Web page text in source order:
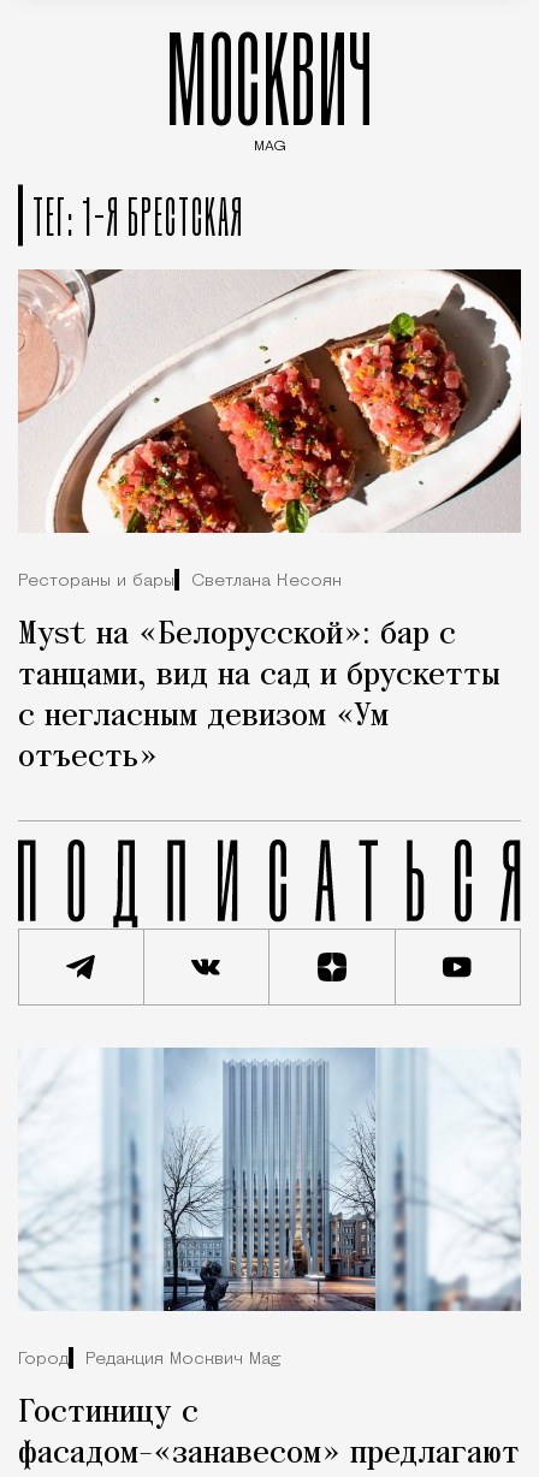
МОСКВИЧ
MAG
ТЕГ: 1-Я БРЕСТСКАЯ
Рестораны и бары Светлана Кесоян
Myst на «Белорусской»: бар с
танцами, вид на сад и брускетты
с негласным девизом «Ум
отъесть»
Город Редакция Москвич Mag
Гостиницу с
фасадом-«занавесом» предлагают